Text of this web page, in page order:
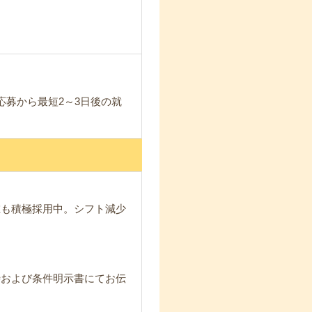
募から最短2～3日後の就
積極採用中。シフト減少
よび条件明示書にてお伝